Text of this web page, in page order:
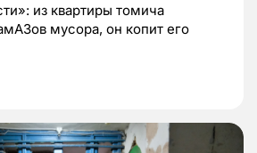
из квартиры томича
мусора, он копит его